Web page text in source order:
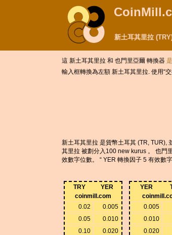
新土耳其里拉
這 新土耳其里拉 和 也門里亞爾 轉換器
輸入框轉換為左額 新土耳其里拉. 使用“
新土耳其里拉 是貨幣土耳其 (TR, TUR),
其里拉 被劃分入100 new kurus 。 也門
效數字位數。 “ YER 轉換因子 5 有效數字
TRY
YER
coinmill.com
0.02
0.005
0.05
0.010
0.10
0.020
YER
0.005
0.010
0.020